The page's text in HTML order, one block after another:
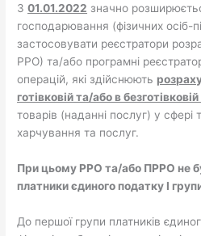
З01.01.2022 значно
господарювання (фізичних осіб-
застосовувати реєстратори
РРО) та/або програмні
операцій, які здійснюють
готівковій та/або в
товарів (наданні послуг) у сфері
харчування та послуг.
При цьому РРО та/або ПРРО не
платники єдиного податку І
До першої групи платників